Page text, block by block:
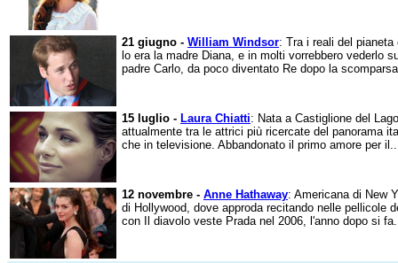
21 giugno - William Windsor: Tra i reali del
lo era la madre Diana, e in molti vorrebbero vederlo
padre Carlo, da poco diventato Re dopo la
15 luglio - Laura Chiatti: Nata a Castiglione del
attualmente tra le attrici più ricercate del panorama
che in televisione. Abbandonato il primo amore per
12 novembre - Anne Hathaway: Americana di New
di Hollywood, dove approda recitando nelle pellicole
con Il diavolo veste Prada nel 2006, l'anno dopo si